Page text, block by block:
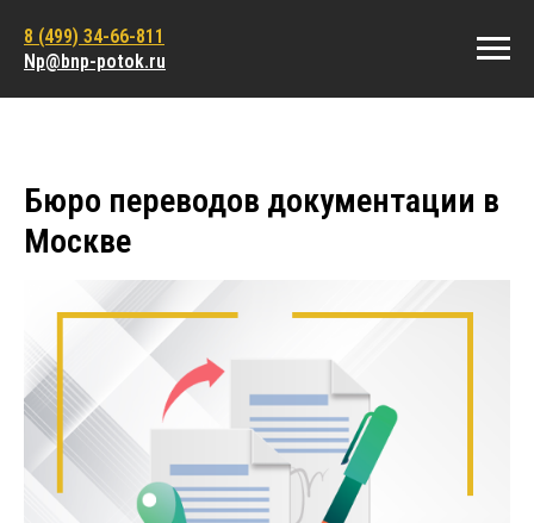
8 (499) 34-66-811
Np@bnp-potok.ru
Бюро переводов документации в
Москве